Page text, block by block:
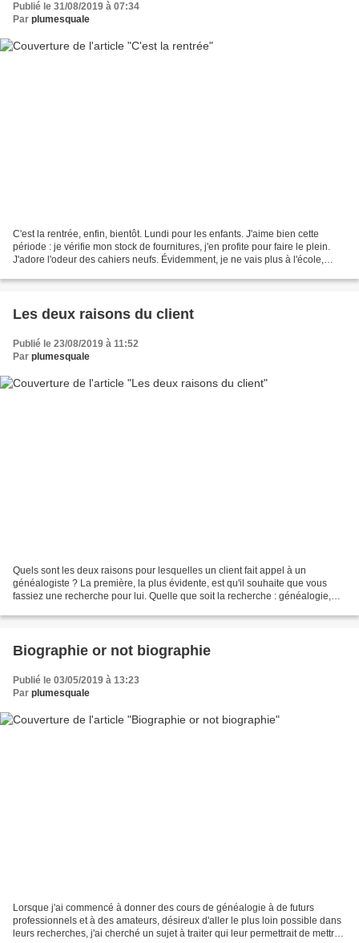
Publié le 31/08/2019 à 07:34
Par plumesquale
C'est la rentrée, enfin, bientôt. Lundi pour les enfants. J'aime bien cette
période : je vérifie mon stock de fournitures, j'en profite pour faire le plein.
J'adore l'odeur des cahiers neufs. Évidemment, je ne vais plus à l'école,
Les deux raisons du client
Publié le 23/08/2019 à 11:52
Par plumesquale
Quels sont les deux raisons pour lesquelles un client fait appel à un
généalogiste ? La première, la plus évidente, est qu'il souhaite que vous
fassiez une recherche pour lui. Quelle que soit la recherche : généalogie,
Biographie or not biographie
Publié le 03/05/2019 à 13:23
Par plumesquale
Lorsque j'ai commencé à donner des cours de généalogie à de futurs
professionnels et à des amateurs, désireux d'aller le plus loin possible dans
leurs recherches, j'ai cherché un sujet à traiter qui leur permettrait de mettre